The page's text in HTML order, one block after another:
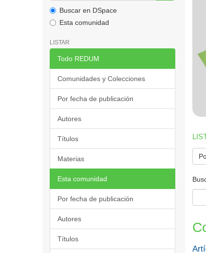
Buscar en DSpace
Esta comunidad
LISTAR
Todo REDUM
Comunidades y Colecciones
Por fecha de publicación
Autores
Títulos
Materias
Esta comunidad
Por fecha de publicación
Autores
Títulos